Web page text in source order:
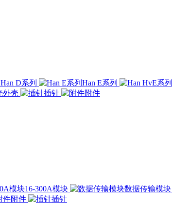
Han D系列 Han E系列
外壳 插针 附件
16-300A模块 数据传输模块
附件 插针